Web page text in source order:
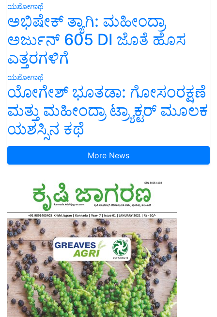
ಯಶೋಗಾಥೆ
ಅಭಿಷೇಕ್ ತ್ಯಾಗಿ: ಮಹೀಂದ್ರಾ
ಅರ್ಜುನ್ 605 DI ಜೊತೆ ಹೊಸ
ಎತ್ತರಗಳಿಗೆ
ಯಶೋಗಾಥೆ
ಯೋಗೇಶ್ ಭೂತಡಾ: ಗೋಸಂರಕ್ಷಣೆ
ಮತ್ತು ಮಹೀಂದ್ರಾ ಟ್ರ್ಯಾಕ್ಟರ್ ಮೂಲಕ
ಯಶಸ್ಸಿನ ಕಥೆ
More News